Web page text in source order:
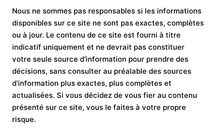
Nous ne sommes pas responsables si les informations
disponibles sur ce site ne sont pas exactes, complètes
ou à jour. Le contenu de ce site est fourni à titre
indicatif uniquement et ne devrait pas constituer
votre seule source d’information pour prendre des
décisions, sans consulter au préalable des sources
d’information plus exactes, plus complètes et
actualisées. Si vous décidez de vous fier au contenu
présenté sur ce site, vous le faites à votre propre
risque.